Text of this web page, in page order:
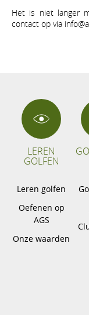
Het is niet langer
contact op via
LEREN
GOLFEN
Leren golfen
Oefenen op
AGS
Onze waarden